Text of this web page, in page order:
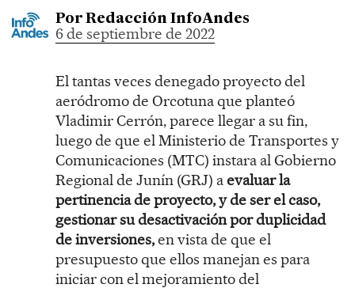
Por Redacción InfoAndes
6 de septiembre de 2022
El tantas veces denegado proyecto del
aeródromo de Orcotuna que planteó
Vladimir Cerrón, parece llegar a su fin,
luego de que el Ministerio de Transportes y
Comunicaciones (MTC) instara al Gobierno
Regional de Junín (GRJ) aevaluar la
pertinencia de proyecto, y de ser el caso,
gestionar su desactivación por duplicidad
de inversiones,en vista de que el
presupuesto que ellos manejan es para
iniciar con el mejoramiento del